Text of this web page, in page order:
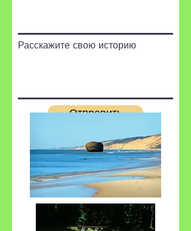
Расскажите свою историю
Отправить